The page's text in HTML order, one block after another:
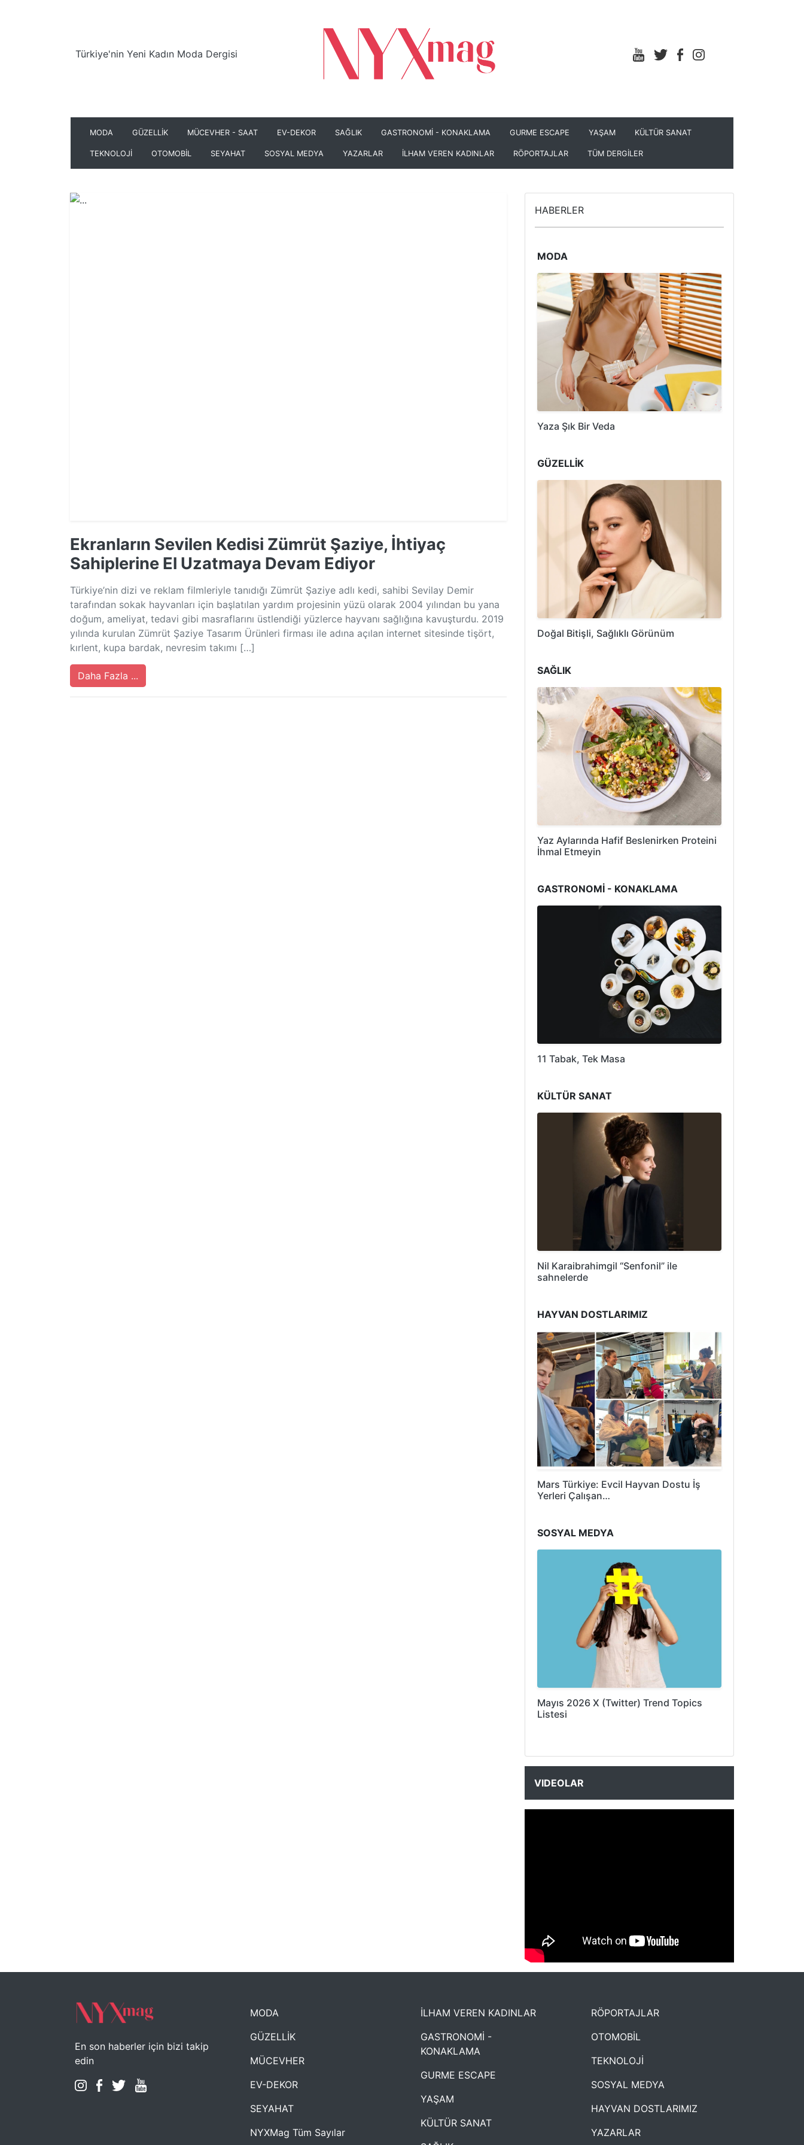
Türkiye'nin Yeni Kadın Moda Dergisi
MODA GÜZELLİK MÜCEVHER - SAAT EV-DEKOR SAĞLIK GASTRONOMİ - KONAKLAMA GURME ESCAPE YAŞAM KÜLTÜR SANAT
TEKNOLOJİ OTOMOBİL SEYAHAT SOSYAL MEDYA YAZARLAR İLHAM VEREN KADINLAR RÖPORTAJLAR TÜM DERGİLER
Ekranların Sevilen Kedisi Zümrüt Şaziye, İhtiyaç
Sahiplerine El Uzatmaya Devam Ediyor
Türkiye’nin dizi ve reklam filmleriyle tanıdığı Zümrüt Şaziye adlı kedi, sahibi Sevilay Demir
tarafından sokak hayvanları için başlatılan yardım projesinin yüzü olarak 2004 yılından bu yana
doğum, ameliyat, tedavi gibi masraflarını üstlendiği yüzlerce hayvanı sağlığına kavuşturdu. 2019
yılında kurulan Zümrüt Şaziye Tasarım Ürünleri firması ile adına açılan internet sitesinde tişört,
kırlent, kupa bardak, nevresim takımı […]
Daha Fazla ...
HABERLER
MODA
Yaza Şık Bir Veda
GÜZELLİK
Doğal Bitişli, Sağlıklı Görünüm
SAĞLIK
Yaz Aylarında Hafif Beslenirken Proteini
İhmal Etmeyin
GASTRONOMİ - KONAKLAMA
11 Tabak, Tek Masa
KÜLTÜR SANAT
Nil Karaibrahimgil “Senfonil” ile
sahnelerde
HAYVAN DOSTLARIMIZ
Mars Türkiye: Evcil Hayvan Dostu İş
Yerleri Çalışan…
SOSYAL MEDYA
Mayıs 2026 X (Twitter) Trend Topics
Listesi
VIDEOLAR
NYXmag 2. Yaş Kutlama Etkinliği
En son haberler için bizi takip
edin
MODA
GÜZELLİK
MÜCEVHER
EV-DEKOR
SEYAHAT
NYXMag Tüm Sayılar
İLHAM VEREN KADINLAR
GASTRONOMİ -
KONAKLAMA
GURME ESCAPE
YAŞAM
KÜLTÜR SANAT
RÖPORTAJLAR
OTOMOBİL
TEKNOLOJİ
SOSYAL MEDYA
HAYVAN DOSTLARIMIZ
YAZARLAR